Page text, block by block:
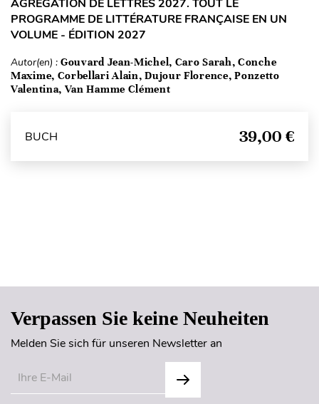
AGRÉGATION DE LETTRES 2027. TOUT LE
PROGRAMME DE LITTÉRATURE FRANÇAISE EN UN
VOLUME - ÉDITION 2027
Autor(en) : Gouvard Jean-Michel, Caro Sarah, Conche
Maxime, Corbellari Alain, Dujour Florence, Ponzetto
Valentina, Van Hamme Clément
BUCH 39,00 €
Verpassen Sie keine Neuheiten
Melden Sie sich für unseren Newsletter an